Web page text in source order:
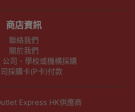
商店資訊
聯絡我們
關於我們
公司、學校或機構採購
採購卡(P卡)付款
Express HK供應商